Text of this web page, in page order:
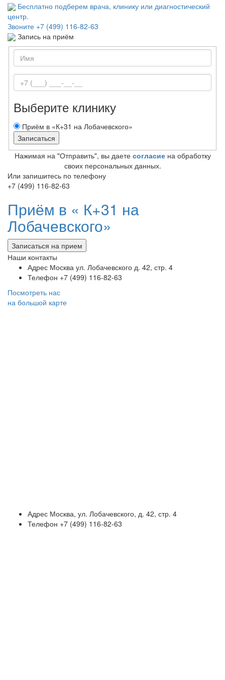
Бесплатно подберем врача, клинику или диагностический
центр.
Звоните +7 (499) 116-82-63
Запись на приём
Выберите клинику
Приём в «К+31 на Лобачевского»
Нажимая на "Отправить", вы даете согласиена обработку
своих персональных данных.
Или запишитесь по телефону
+7 (499) 116-82-63
Приём в « К+31 на
Лобачевского»
Записаться на прием
Наши контакты
Адрес Москва ул. Лобачевского д. 42, стр. 4
Телефон +7 (499) 116-82-63
Посмотреть нас
на большой карте
Адрес Москва, ул. Лобачевского, д. 42, стр. 4
Телефон +7 (499) 116-82-63